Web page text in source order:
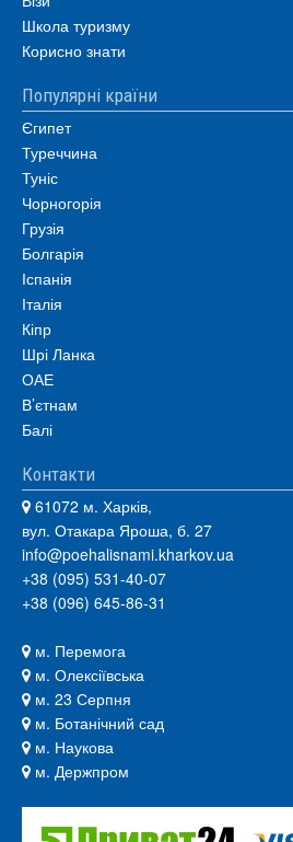
Школа туризму
Корисно знати
Популярні країни
Єгипет
Туреччина
Туніс
Чорногорія
Грузія
Болгарія
Іспанія
Італія
Кіпр
Шрі Ланка
ОАЕ
В’єтнам
Балі
Контакти
61072 м. Харків,
вул. Отакара Яроша, б. 27
info@poehalisnami.kharkov.ua
+38 (095) 531-40-07
+38 (096) 645-86-31
м. Перемога
м. Олексіївська
м. 23 Серпня
м. Ботанічний сад
м. Наукова
м. Держпром